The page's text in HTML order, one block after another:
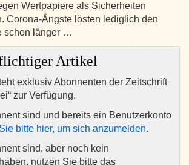
Wertpapiere als Sicherheiten
Corona-Ängste lösten lediglich den
schon länger …
Artikel
exklusiv Abonnenten der Zeitschrift
zur Verfügung.
sind und bereits ein Benutzerkonto
bitte hier, um sich anzumelden.
sind, aber noch kein
nutzen Sie bitte das